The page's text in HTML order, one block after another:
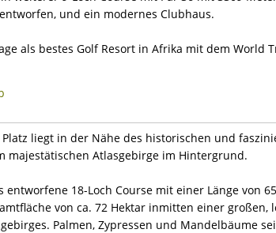
und ein modernes Clubhaus.
als bestes Golf Resort in Afrika mit dem World
Platz liegt in der Nähe des historischen und
majestätischen Atlasgebirge im Hintergrund.
entworfene 18-Loch Course mit einer Länge von
von ca. 72 Hektar inmitten einer
Palmen, Zypressen und Mandelbäume